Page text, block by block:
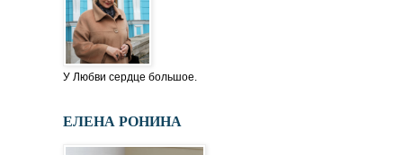
У Любви сердце большое.
ЕЛЕНА РОНИНА